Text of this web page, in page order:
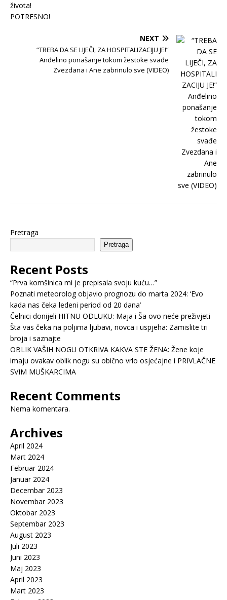
NEXT
“TREBA DA SE LIJEČI, ZA HOSPITALIZACIJU JE!”
Anđelino ponašanje tokom žestoke svađe
Zvezdana i Ane zabrinulo sve (VIDEO)
Pretraga
Pretraga
Recent Posts
“Prva komšinica mi je prepisala svoju kuću…”
Poznati meteorolog objavio prognozu do marta 2024: ‘Evo
kada nas čeka ledeni period od 20 dana’
Čelnici donijeli HITNU ODLUKU: Maja i Ša ovo neće preživjeti
Šta vas čeka na poljima ljubavi, novca i uspjeha: Zamislite tri
broja i saznajte
OBLIK VAŠIH NOGU OTKRIVA KAKVA STE ŽENA: Žene koje
imaju ovakav oblik nogu su obično vrlo osjećajne i PRIVLAČNE
SVIM MUŠKARCIMA
Recent Comments
Nema komentara.
Archives
April 2024
Mart 2024
Februar 2024
Januar 2024
Decembar 2023
Novembar 2023
Oktobar 2023
Septembar 2023
August 2023
Juli 2023
Juni 2023
Maj 2023
April 2023
Mart 2023